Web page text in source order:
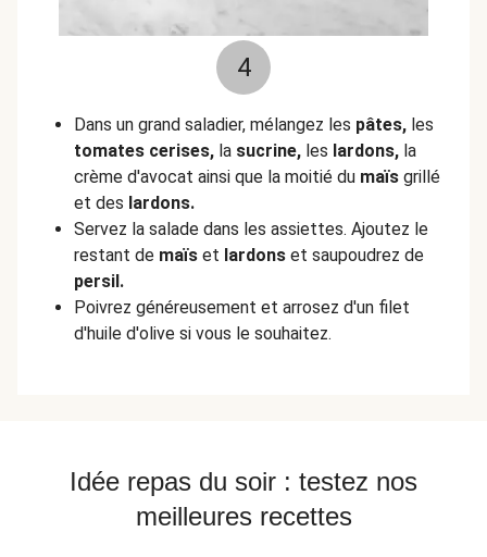
4
Dans un grand saladier, mélangez les pâtes, les
tomates cerises, la sucrine, les lardons, la
crème d'avocat ainsi que la moitié du maïs grillé
et des lardons.
Servez la salade dans les assiettes. Ajoutez le
restant de maïs et lardons et saupoudrez de
persil.
Poivrez généreusement et arrosez d'un filet
d'huile d'olive si vous le souhaitez.
Idée repas du soir : testez nos
meilleures recettes